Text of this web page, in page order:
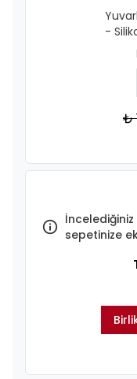
-
₺
sepetinize